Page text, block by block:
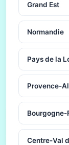
Grand Est
Normandie
Pays de la
Provence-
Bourgogne-
Centre-Val